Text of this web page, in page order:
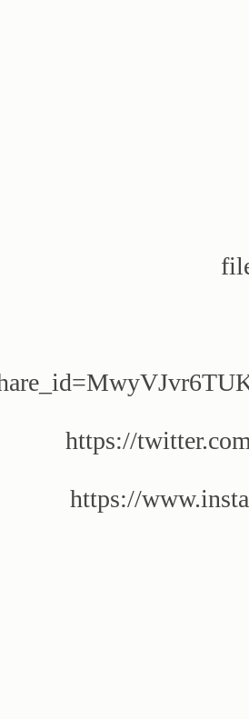
https://
https://